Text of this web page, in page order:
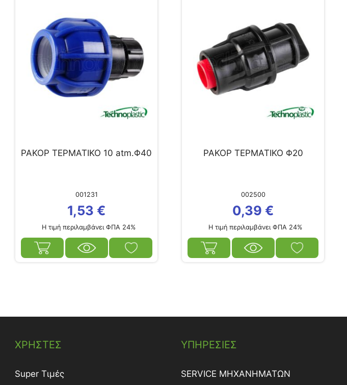
ΡΑΚΟΡ ΤΕΡΜΑΤΙΚΟ 10 atm.Φ40
001231
1,53 €
Η τιμή περιλαμβάνει ΦΠΑ 24%
ΡΑΚΟΡ ΤΕΡΜΑΤΙΚΟ Φ20
002500
0,39 €
Η τιμή περιλαμβάνει ΦΠΑ 24%
ΧΡΗΣΤΕΣ
Super Τιμές
ΥΠΗΡΕΣΙΕΣ
SERVICE ΜΗΧΑΝΗΜΑΤΩΝ